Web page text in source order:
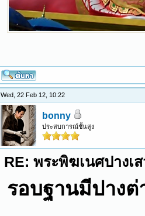
Wed, 22 Feb 12, 10:22
bonny
ประสบการณ์ชั้นสูง
RE: พระพิฆเนศปางเ
รอบฐานมีปางต่